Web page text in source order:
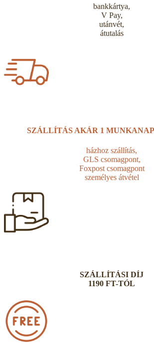
bankkártya,
V Pay,
utánvét,
átutalás
SZÁLLÍTÁS AKÁR 1
házhoz szállítás,
GLS csomagpont,
Foxpost csomagpont
személyes átvétel
SZÁLLÍTÁSI DÍJ
1190 FT-TÓL